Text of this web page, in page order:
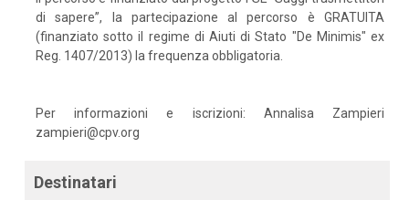
di sapere”, la partecipazione al percorso è GRATUITA
(finanziato sotto il regime di Aiuti di Stato "De Minimis" ex
Reg. 1407/2013) la frequenza obbligatoria.
Per informazioni e iscrizioni: Annalisa Zampieri
zampieri@cpv.org
Destinatari